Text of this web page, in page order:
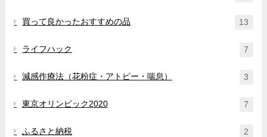
買って良かったおすすめの品 13
ライフハック 7
減感作療法（花粉症・アトピー・喘息） 3
東京オリンピック2020 7
ふるさと納税 2